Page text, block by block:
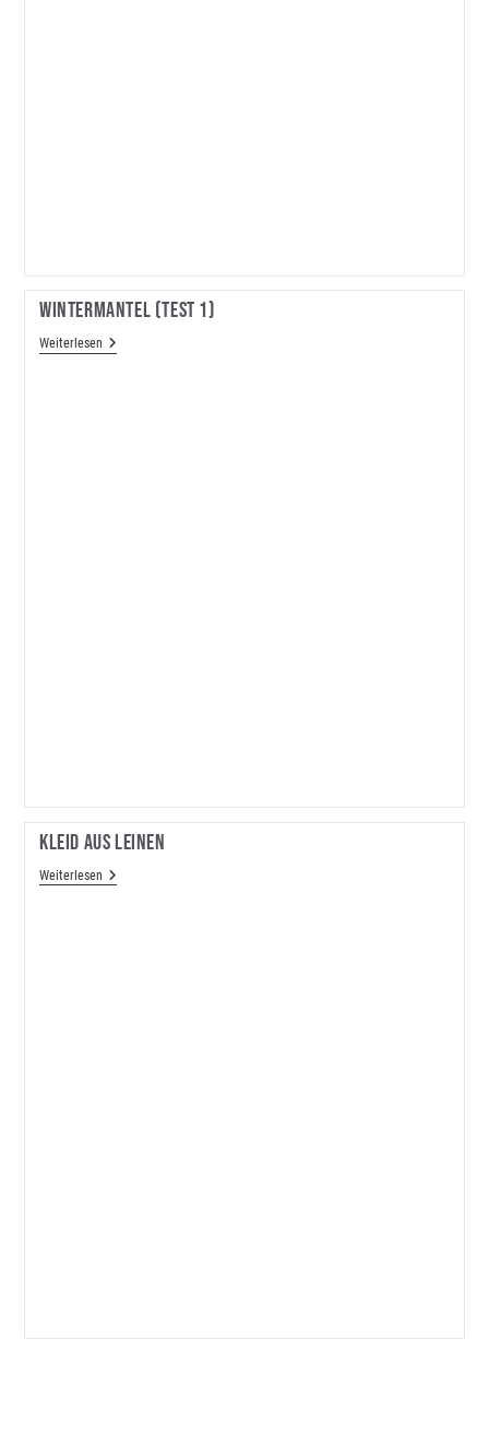
Wintermantel (Test 1)
WeiterlesenWintermantel
Kleid Aus Leinen
WeiterlesenKleid